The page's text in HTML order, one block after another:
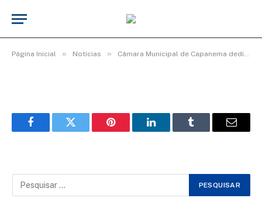
Página Inicial » Notícias » Câmara Municipal de Capanema dedica manhã de homenagens e afeto às mães capanemenses
67cf00e18535
FacebookTwitter Pinterest LinkedInTumblr Email